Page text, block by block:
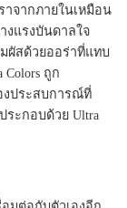
าจากภายในเหมือน
งแรงบันดาลใจ
ผัสด้วยออร่าที่แทบ
ถูก
งประสบการณ์ที่
ประกอบด้วย Ultra